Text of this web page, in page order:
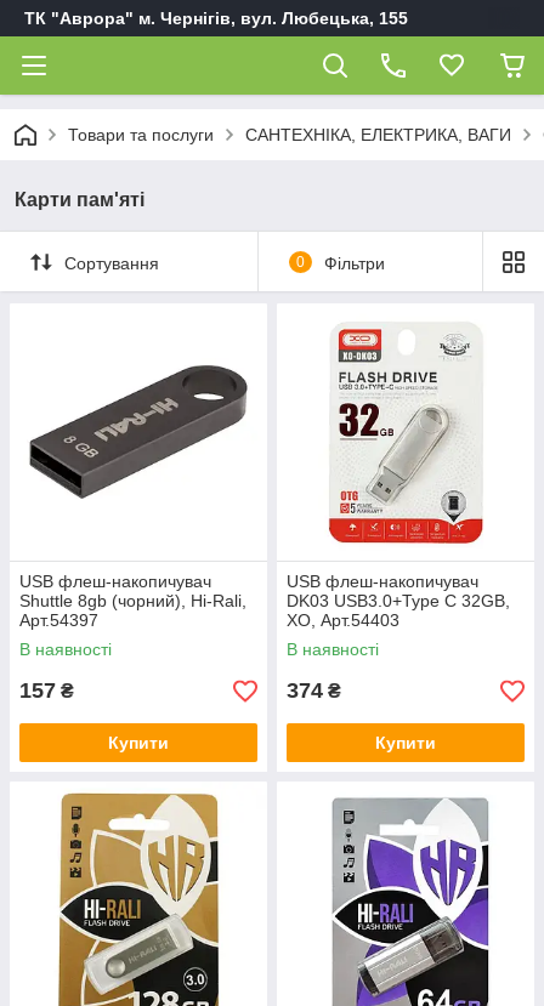
ТК "Аврора" м. Чернігів, вул. Любецька, 155
Товари та послуги САНТЕХНІКА, ЕЛЕКТРИКА, ВАГИ
Карти пам'яті
Сортування 0 Фільтри
USB флеш-накопичувач
Shuttle 8gb (чорний), Hi-Ralі,
Арт.54397
В наявності
157 ₴
Купити
USB флеш-накопичувач
DK03 USB3.0+Type C 32GB,
ХО, Арт.54403
В наявності
374 ₴
Купити